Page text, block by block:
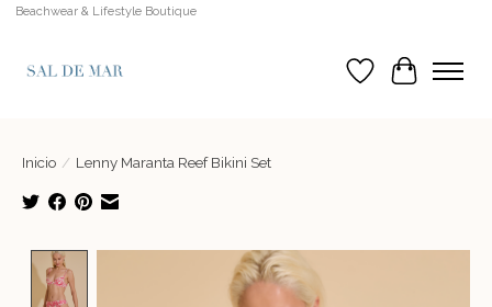
Beachwear & Lifestyle Boutique
Lista de deseos
Cesta
Inicio / Lenny Maranta Reef Bikini Set
Product image slideshow Items